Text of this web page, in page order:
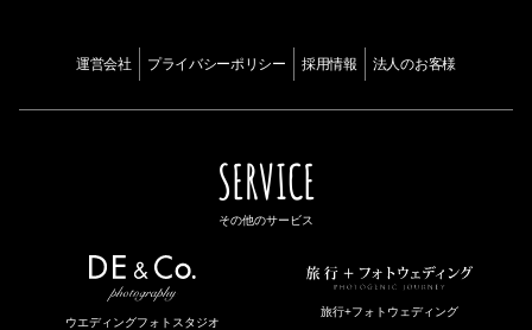
運営会社 プライバシーポリシー 採用情報 法人のお客様
SERVICE
その他のサービス
ウエディングフォトスタジオ
旅行+フォトウェディング